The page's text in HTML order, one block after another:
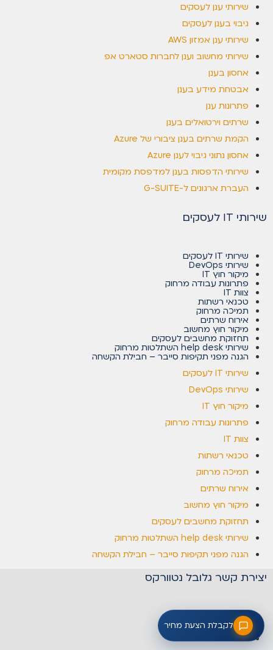
שירותי ענן לעסקים
גיבוי בענן לעסקים
שירותי ענן אמזון AWS
שירותי מחשוב וענן לחברות סטארט אפ
אחסון בענן
אבטחת מידע בענן
פתרונות ענן
שרתים וירטואלים בענן
הקמת שרתים בענן ציבורי של Azure
אחסון נתוני גיבוי לענן Azure
שירותי הדפסות בענן למדפסת מקומית
העברת ארגונים ל-G-SUITE
שירותי IT לעסקים
שירותי IT לעסקים
שירותי DevOps
מיקור חוץ IT
פתרונות עבודה מרחוק
צוות IT
טכנאי רשתות
תמיכה מרחוק
אירוח שרתים
מיקור חוץ מחשוב
תחזוקת מחשבים לעסקים
שירותי help desk השתלטות מרחוק
הגנה מפני תקיפות סייבר – חבילת הקשחה
שירותי IT לעסקים
שירותי DevOps
מיקור חוץ IT
פתרונות עבודה מרחוק
צוות IT
טכנאי רשתות
תמיכה מרחוק
אירוח שרתים
מיקור חוץ מחשוב
תחזוקת מחשבים לעסקים
שירותי help desk השתלטות מרחוק
הגנה מפני תקיפות סייבר – חבילת הקשחה
יצירת קשר גלובל נטוורקס
072-390-1120
02-673-0999
לקבלת הצעת מחיר